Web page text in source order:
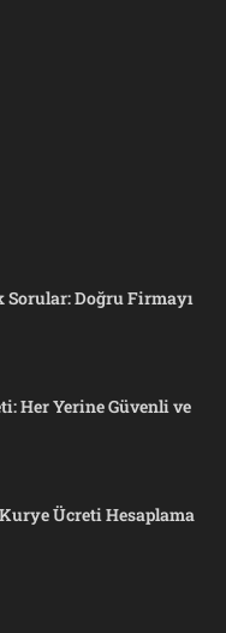
Doğru Firmayı
Her Yerine Güvenli ve
Ücreti Hesaplama